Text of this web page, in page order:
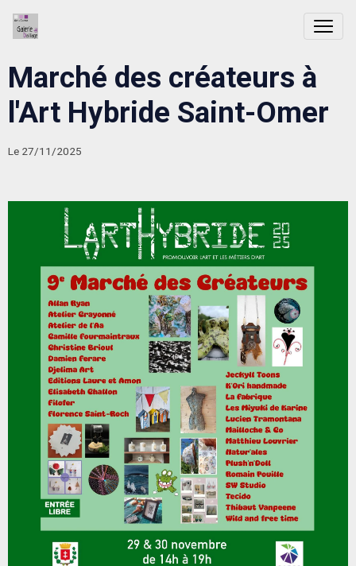
Marché des créateurs à
l'Art Hybride Saint-Omer
Le 27/11/2025